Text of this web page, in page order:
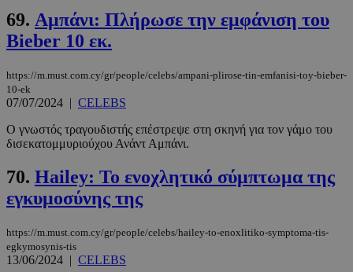
69. Αμπάνι: Πλήρωσε την εμφάνιση του
Bieber 10 εκ.
https://m.must.com.cy/gr/people/celebs/ampani-plirose-tin-emfanisi-toy-bieber-
10-ek
07/07/2024 | CELEBS
Ο γνωστός τραγουδιστής επέστρεψε στη σκηνή για τον γάμο του
δισεκατομμυριούχου Ανάντ Αμπάνι.
70. Hailey: Το ενοχλητικό σύμπτωμα της
εγκυμοσύνης της
https://m.must.com.cy/gr/people/celebs/hailey-to-enoxlitiko-symptoma-tis-
egkymosynis-tis
13/06/2024 | CELEBS